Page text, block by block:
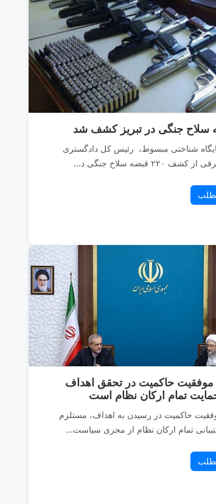
شناختی مبسوط، رئیس کل دادگستری
۲۲۰ قبضه سلاح جنگی د...
موفقیت حاکمیت در تحقق اهداف
تمام ارکان نظام است
حاکمیت در رسیدن به اهداف، مستلزم
تمام ارکان نظام از مجری سیاست‌...